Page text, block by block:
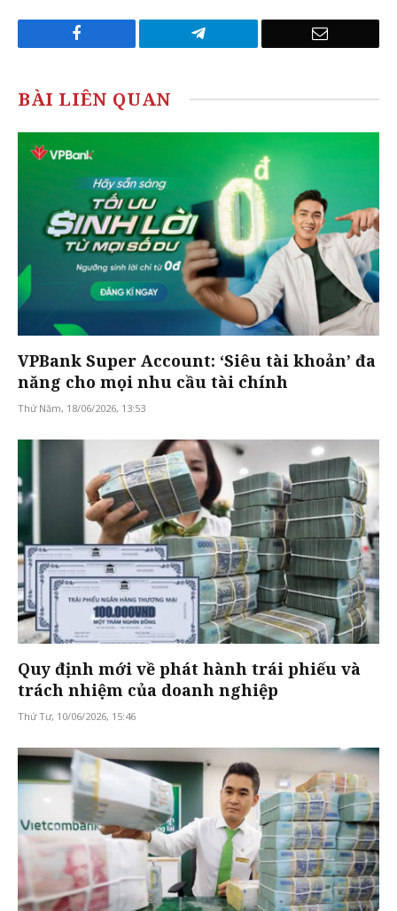
Telegram Email
BÀI LIÊN QUAN
VPBank Super Account: ‘Siêu tài khoản’ đa
năng cho mọi nhu cầu tài chính
Thứ Năm, 18/06/2026, 13:53
Quy định mới về phát hành trái phiếu và
trách nhiệm của doanh nghiệp
Thứ Tư, 10/06/2026, 15:46